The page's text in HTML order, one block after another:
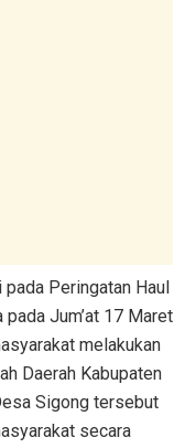
Peringatan Haul
Jum’at 17 Maret
melakukan
Daerah Kabupaten
Sigong tersebut
secara